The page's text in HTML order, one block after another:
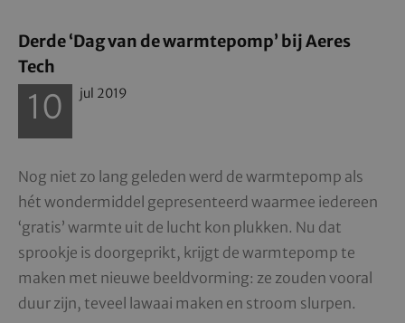
Derde ‘Dag van de warmtepomp’ bij Aeres
Tech
Date
10 jul 2019
Nog niet zo lang geleden werd de warmtepomp als
hét wondermiddel gepresenteerd waarmee iedereen
‘gratis’ warmte uit de lucht kon plukken. Nu dat
sprookje is doorgeprikt, krijgt de warmtepomp te
maken met nieuwe beeldvorming: ze zouden vooral
duur zijn, teveel lawaai maken en stroom slurpen.